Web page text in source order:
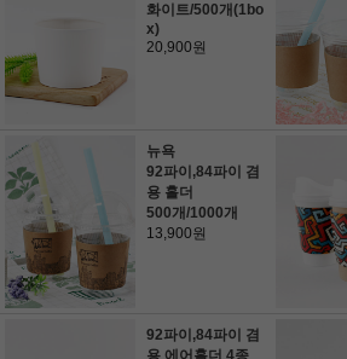
화이트/500개(1bo
x)
20,900원
뉴욕
92파이,84파이 겸
용 홀더
500개/1000개
13,900원
92파이,84파이 겸
용 에어홀더 4종